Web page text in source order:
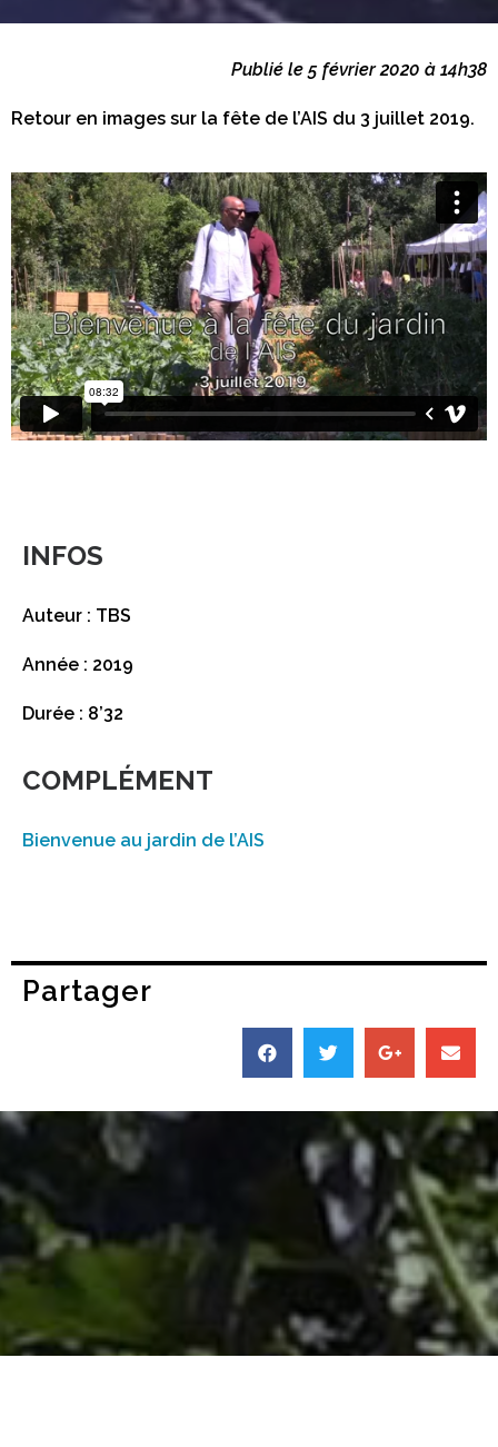
Publié le 5 février 2020 à 14h38
Retour en images sur la fête de l’AIS du 3 juillet 2019.
INFOS
Auteur : TBS
Année : 2019
Durée : 8’32
COMPLÉMENT
Bienvenue au jardin de l’AIS
Partager